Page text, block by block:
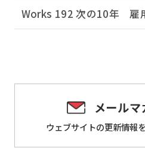
Works 192 次の10年 雇
メール
ウェブサイトの更新情報を